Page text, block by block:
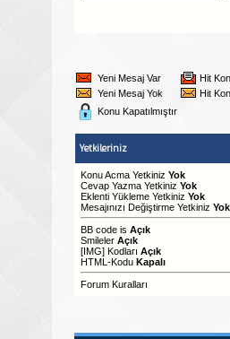
Yeni Mesaj Var
Hit
Yeni Mesaj Yok
Hit
Konu Kapatılmıştır
Yetkileriniz
Konu Acma Yetkiniz Yok
Cevap Yazma Yetkiniz Yok
Eklenti Yükleme Yetkiniz Yok
Mesajınızı Değiştirme Yetkiniz Yok
BB code is Açık
Smileler Açık
[IMG] Kodları Açık
HTML-Kodu Kapalı
Forum Kuralları